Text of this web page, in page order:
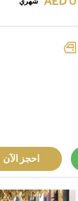
احجز الآن